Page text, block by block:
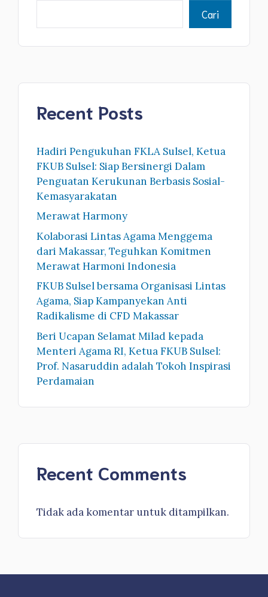
Cari
Recent Posts
Hadiri Pengukuhan FKLA Sulsel, Ketua
FKUB Sulsel: Siap Bersinergi Dalam
Penguatan Kerukunan Berbasis Sosial-
Kemasyarakatan
Merawat Harmony
Kolaborasi Lintas Agama Menggema
dari Makassar, Teguhkan Komitmen
Merawat Harmoni Indonesia
FKUB Sulsel bersama Organisasi Lintas
Agama, Siap Kampanyekan Anti
Radikalisme di CFD Makassar
Beri Ucapan Selamat Milad kepada
Menteri Agama RI, Ketua FKUB Sulsel:
Prof. Nasaruddin adalah Tokoh Inspirasi
Perdamaian
Recent Comments
Tidak ada komentar untuk ditampilkan.